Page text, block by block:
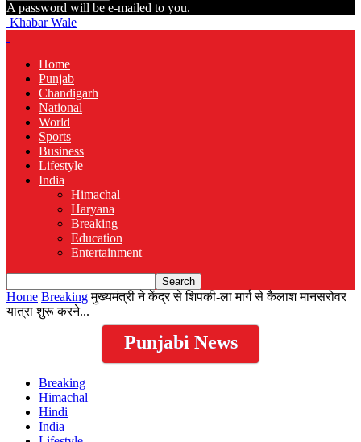
A password will be e-mailed to you.
Khabar Wale
Home
Punjab
Chandigarh
National
World
Sports
Business
Lifestyle
India
Himachal
Haryana
Breaking
Education
Entertainment
Home Breaking मुख्यमंत्री ने केंद्र से शिपकी-ला मार्ग से कैलाश मानसरोवर
यात्रा शुरू करने...
Punjabi News
Breaking
Himachal
Hindi
India